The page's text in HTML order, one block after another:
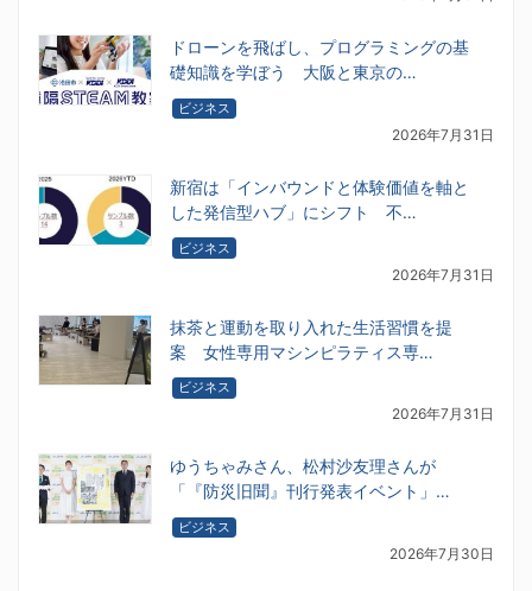
ドローンを飛ばし、プログラミングの基
礎知識を学ぼう 大阪と東京の…
ビジネス
2026年7月31日
新宿は「インバウンドと体験価値を軸と
した発信型ハブ」にシフト 不…
ビジネス
2026年7月31日
抹茶と運動を取り入れた生活習慣を提
案 女性専用マシンピラティス専…
ビジネス
2026年7月31日
ゆうちゃみさん、松村沙友理さんが
「『防災旧聞』刊行発表イベント」…
ビジネス
2026年7月30日